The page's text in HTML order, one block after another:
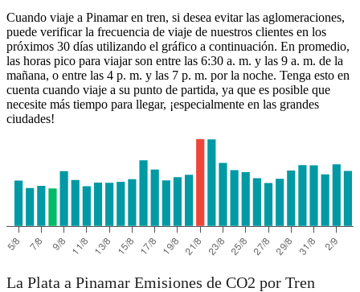
Cuando viaje a Pinamar en tren, si desea evitar las aglomeraciones,
puede verificar la frecuencia de viaje de nuestros clientes en los
próximos 30 días utilizando el gráfico a continuación. En promedio,
las horas pico para viajar son entre las 6:30 a. m. y las 9 a. m. de la
mañana, o entre las 4 p. m. y las 7 p. m. por la noche. Tenga esto en
cuenta cuando viaje a su punto de partida, ya que es posible que
necesite más tiempo para llegar, ¡especialmente en las grandes
ciudades!
La Plata a Pinamar Emisiones de CO2 por Tren